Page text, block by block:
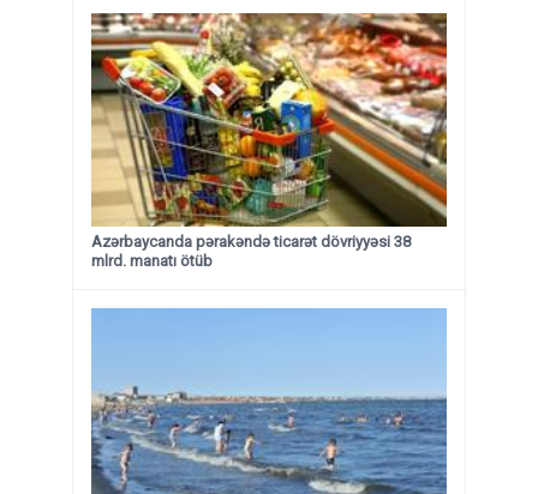
Azərbaycanda pərakəndə ticarət dövriyyəsi 38
mlrd. manatı ötüb